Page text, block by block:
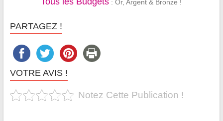
: Or, Argent & Bronze !
PARTAGEZ !
VOTRE AVIS !
Notez Cette Publication !